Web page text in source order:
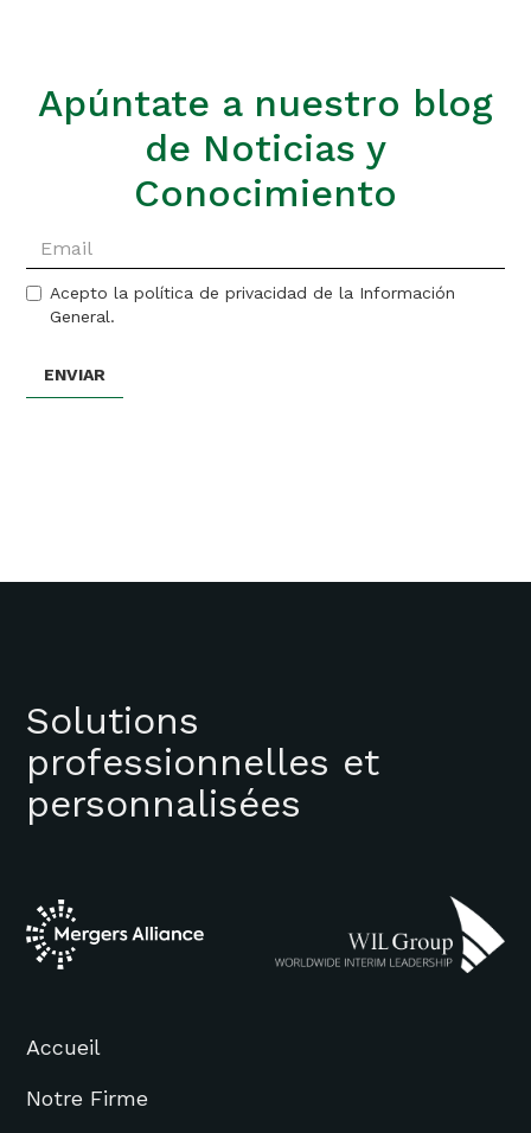
Apúntate a nuestro blog
de Noticias y
Conocimiento
Acepto la política de privacidad de la Información
General.
Solutions
professionnelles et
personnalisées
Accueil
Notre Firme